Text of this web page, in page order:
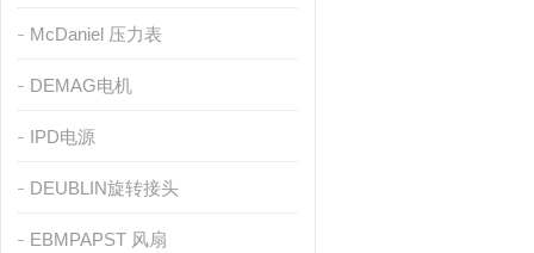
McDaniel 压力表
DEMAG电机
IPD电源
DEUBLIN旋转接头
EBMPAPST 风扇